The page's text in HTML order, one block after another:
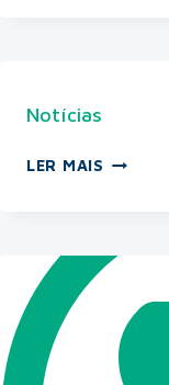
Notícias
LER MAIS